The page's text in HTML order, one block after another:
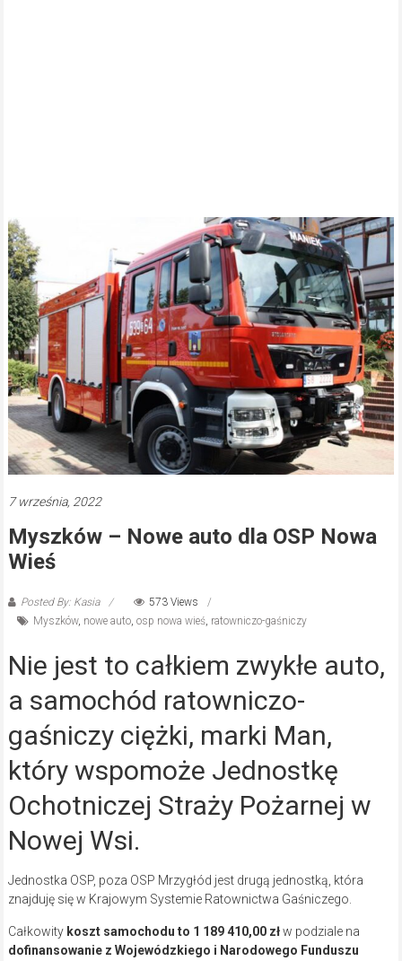
7 września, 2022
Myszków – Nowe auto dla OSP Nowa
Wieś
Posted By: Kasia
573 Views
Myszków, nowe auto, osp nowa wieś, ratowniczo-gaśniczy
Nie jest to całkiem zwykłe auto,
a samochód ratowniczo-
gaśniczy ciężki, marki Man,
który wspomoże Jednostkę
Ochotniczej Straży Pożarnej w
Nowej Wsi.
Jednostka OSP, poza OSP Mrzygłód jest drugą jednostką, która
znajduję się w Krajowym Systemie Ratownictwa Gaśniczego.
Całkowity koszt samochodu to 1 189 410,00 złw podziale na
dofinansowanie z Wojewódzkiego i Narodowego Funduszu